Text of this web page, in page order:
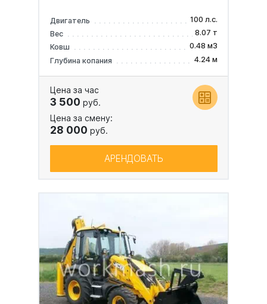
Двигатель
100 л.с.
Вес
8.07 т
Ковш
0.48 м3
Глубина копания
4.24 м
Цена за час
3 500 руб.
Цена за смену:
28 000 руб.
АРЕНДОВАТЬ